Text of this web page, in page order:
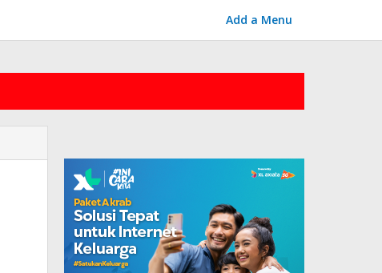
Add a Menu